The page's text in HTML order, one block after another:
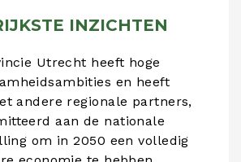
INZICHTEN
Utrecht heeft hoge
en heeft
andere regionale partners,
aan de nationale
om in 2050 een volledig